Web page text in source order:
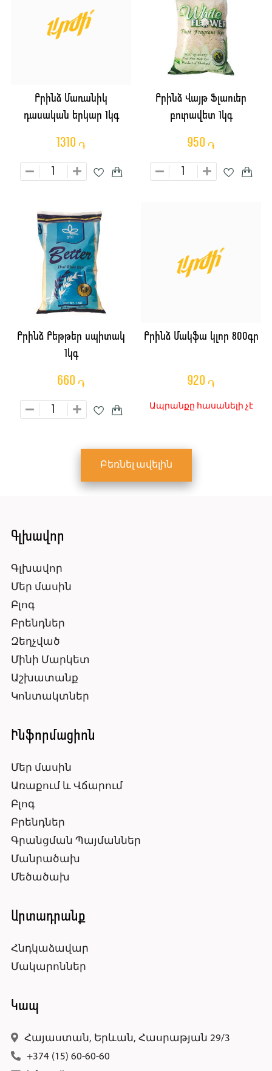
Բրինձ Մառանիկ
դասական երկար 1կգ
1310 ֏
Բրինձ Վայթ Ֆլաուեր
բուրավետ 1կգ
950 ֏
Բրինձ Բեթթեր սպիտակ
1կգ
660 ֏
Բրինձ Մակֆա կլոր 800գր
920 ֏
Ապրանքը հասանելի չէ
Բեռնել ավելին
Գլխավոր
Գլխավոր
Մեր մասին
Բլոգ
Բրենդներ
Զեղչված
Մինի Մարկետ
Աշխատանք
Կոնտակտներ
Ինֆորմացիոն
Մեր մասին
Առաքում և Վճարում
Բլոգ
Բրենդներ
Գրանցման Պայմաններ
Մանրածախ
Մեծածախ
Արտադրանք
Հնդկաձավար
Մակարոններ
Կապ
Հայաստան, Երևան, Հասրաթյան 29/3
+374 (15) 60-60-60